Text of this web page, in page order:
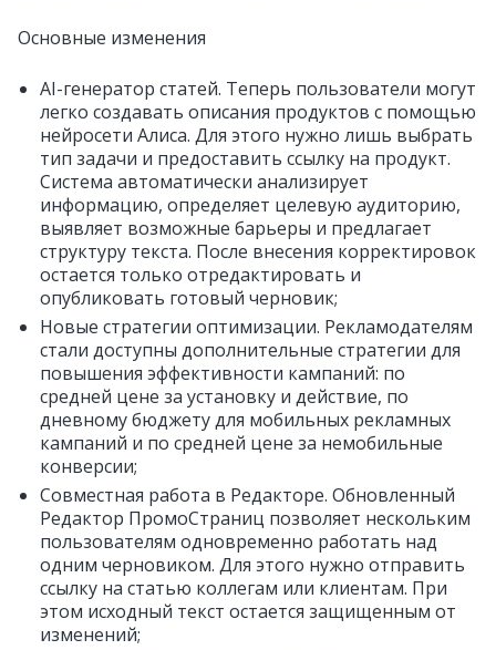
Основные изменения
AI-генератор статей. Теперь пользователи могут
легко создавать описания продуктов с помощью
нейросети Алиса. Для этого нужно лишь выбрать
тип задачи и предоставить ссылку на продукт.
Система автоматически анализирует
информацию, определяет целевую аудиторию,
выявляет возможные барьеры и предлагает
структуру текста. После внесения корректировок
остается только отредактировать и
опубликовать готовый черновик;
Новые стратегии оптимизации. Рекламодателям
стали доступны дополнительные стратегии для
повышения эффективности кампаний: по
средней цене за установку и действие, по
дневному бюджету для мобильных рекламных
кампаний и по средней цене за немобильные
конверсии;
Совместная работа в Редакторе. Обновленный
Редактор ПромоСтраниц позволяет нескольким
пользователям одновременно работать над
одним черновиком. Для этого нужно отправить
ссылку на статью коллегам или клиентам. При
этом исходный текст остается защищенным от
изменений;